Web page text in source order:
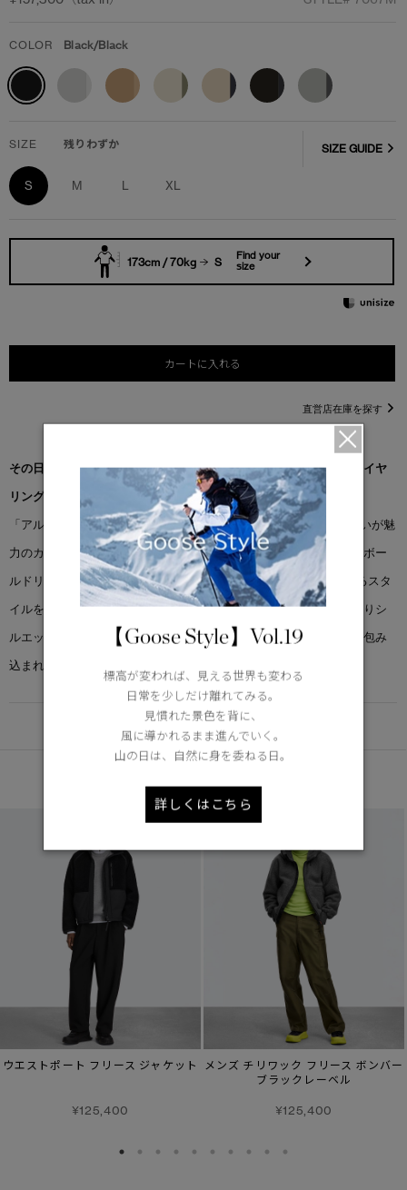
COLOR Black/Black
SIZE 残りわずか
S M L XL
SIZE GUIDE
173cm / 70kg S
Find your
size
カートに入れる
直営店在庫を探す
その日の気分やシーンに寄り添い、軽やかなアウターとしても、レイヤ
リングアイテムとしても活躍する一着。
「アルバーニ リバーシブル フリース ボンバー」は、柔らかな風合いが魅
力のカインドハイパイルフリースと、表情豊かなコットンナイロンボー
ルドリップストップを組み合わせたリバーシブル仕様。1着で異なるスタ
イルを楽しめる汎用性の高いデザインです。裾のドローコードによりシ
ルエットと保温性を自在に調整でき、軽量な中綿が上質な暖かさと包み
込まれるような着心地をもたらします。
DETAIL
ウエストポート フリース ジャケット
¥125,400
メンズ チリワック フリース ボンバー
ブラックレーベル
¥125,400
【Goose Style】Vol.19
標高が変われば、見える世界も変わる
日常を少しだけ離れてみる。
見慣れた景色を背に、
風に導かれるまま進んでいく。
山の日は、自然に身を委ねる日。
詳しくはこちら